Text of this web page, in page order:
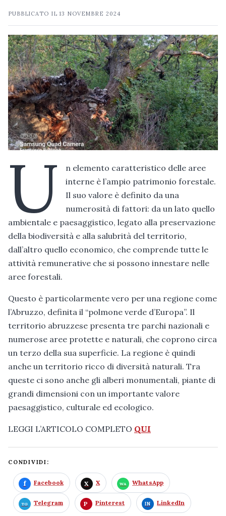
PUBBLICATO IL13 NOVEMBRE 2024
U
n elemento caratteristico delle aree
interne è l’ampio patrimonio forestale.
Il suo valore è definito da una
numerosità di fattori: da un lato quello
ambientale e paesaggistico, legato alla preservazione
della biodiversità e alla salubrità del territorio,
dall’altro quello economico, che comprende tutte le
attività remunerative che si possono innestare nelle
aree forestali.
Questo è particolarmente vero per una regione come
l’Abruzzo, definita il “polmone verde d’Europa”. Il
territorio abruzzese presenta tre parchi nazionali e
numerose aree protette e naturali, che coprono circa
un terzo della sua superficie. La regione è quindi
anche un territorio ricco di diversità naturali. Tra
queste ci sono anche gli alberi monumentali, piante di
grandi dimensioni con un importante valore
paesaggistico, culturale ed ecologico.
LEGGI L’ARTICOLO COMPLETO QUI
CONDIVIDI:
Facebook X WhatsApp
Telegram Pinterest LinkedIn